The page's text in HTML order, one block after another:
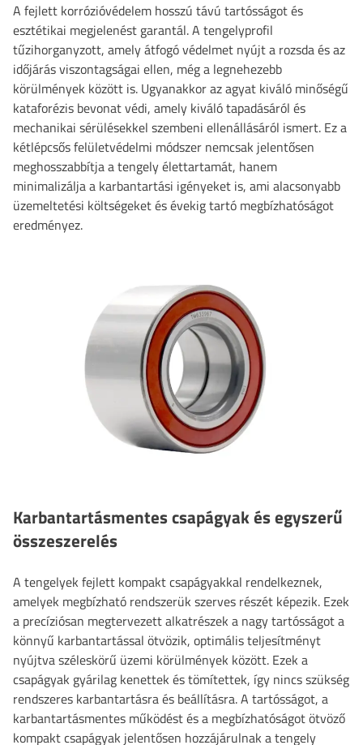
A fejlett korrózióvédelem hosszú távú tartósságot és
esztétikai megjelenést garantál. A tengelyprofil
tűzihorganyzott, amely átfogó védelmet nyújt a rozsda és az
időjárás viszontagságai ellen, még a legnehezebb
körülmények között is. Ugyanakkor az agyat kiváló minőségű
kataforézis bevonat védi, amely kiváló tapadásáról és
mechanikai sérülésekkel szembeni ellenállásáról ismert. Ez a
kétlépcsős felületvédelmi módszer nemcsak jelentősen
meghosszabbítja a tengely élettartamát, hanem
minimalizálja a karbantartási igényeket is, ami alacsonyabb
üzemeltetési költségeket és évekig tartó megbízhatóságot
eredményez.
Karbantartásmentes csapágyak és egyszerű
összeszerelés
A tengelyek fejlett kompakt csapágyakkal rendelkeznek,
amelyek megbízható rendszerük szerves részét képezik. Ezek
a precíziósan megtervezett alkatrészek a nagy tartósságot a
könnyű karbantartással ötvözik, optimális teljesítményt
nyújtva széleskörű üzemi körülmények között. Ezek a
csapágyak gyárilag kenettek és tömítettek, így nincs szükség
rendszeres karbantartásra és beállításra. A tartósságot, a
karbantartásmentes működést és a megbízhatóságot ötvöző
kompakt csapágyak jelentősen hozzájárulnak a tengely